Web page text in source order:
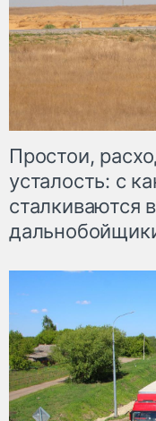
Простои,
усталость: с
сталкиваются